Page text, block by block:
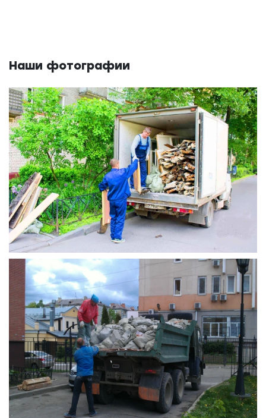
Наши фотографии